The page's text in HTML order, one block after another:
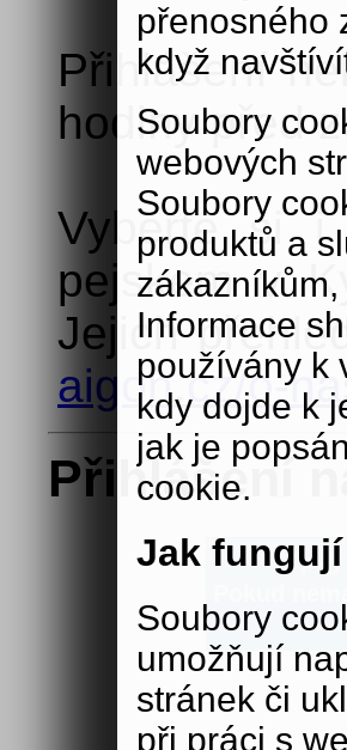
přenosného
když
Soubory
webových
Soubory
produktů a
Informace
používány k
kdy dojde k
jak je
cookie.
Jak
Soubory
umožňují
stránek či
při práci s
Přihlášení
hodiny před
Vyberte si i
pejskem v
Jejich
aigon.cz/o-
Přihlášení
Pro